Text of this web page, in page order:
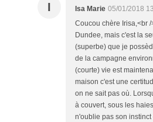
I Isa Marie 05/01/2018
Coucou chère Irisa,<br
Dundee, mais c'est la
(superbe) que je
de la campagne
(courte) vie est
maison c'est une
on ne sait pas où.
à couvert, sous les
n'oublie pas son